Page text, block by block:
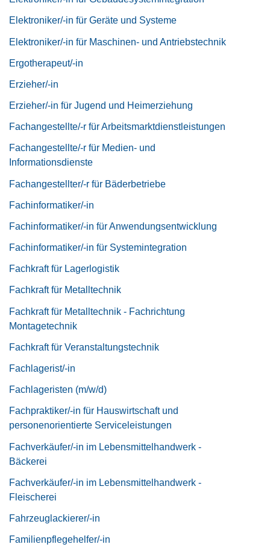
Elektroniker/-in für Geräte und Systeme
Elektroniker/-in für Maschinen- und Antriebstechnik
Ergotherapeut/-in
Erzieher/-in
Erzieher/-in für Jugend und Heimerziehung
Fachangestellte/-r für Arbeitsmarktdienstleistungen
Fachangestellte/-r für Medien- und
Informationsdienste
Fachangestellter/-r für Bäderbetriebe
Fachinformatiker/-in
Fachinformatiker/-in für Anwendungsentwicklung
Fachinformatiker/-in für Systemintegration
Fachkraft für Lagerlogistik
Fachkraft für Metalltechnik
Fachkraft für Metalltechnik - Fachrichtung
Montagetechnik
Fachkraft für Veranstaltungstechnik
Fachlagerist/-in
Fachlageristen (m/w/d)
Fachpraktiker/-in für Hauswirtschaft und
personenorientierte Serviceleistungen
Fachverkäufer/-in im Lebensmittelhandwerk -
Bäckerei
Fachverkäufer/-in im Lebensmittelhandwerk -
Fleischerei
Fahrzeuglackierer/-in
Familienpflegehelfer/-in